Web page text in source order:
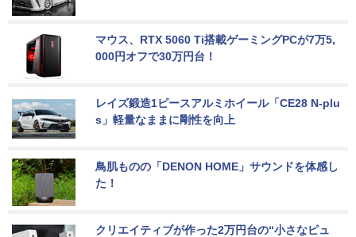
マウス、RTX 5060 Ti搭載ゲーミングPCが7万5,
000円オフで30万円台！
レイズ鍛造1ピースアルミホイール「CE28 N-plu
s」軽量なままに剛性を向上
鳥肌ものの「DENON HOME」サウンドを体感し
た！
クリエイティブが作った2万円台の“小さなピュ